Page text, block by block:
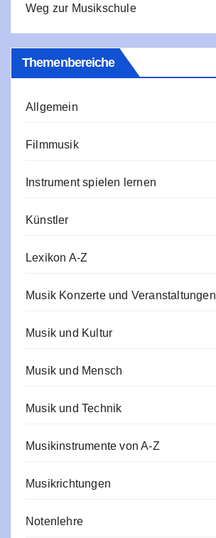
Weg zur Musikschule
Themenbereiche
Allgemein
Filmmusik
Instrument spielen lernen
Künstler
Lexikon A-Z
Musik Konzerte und Veranstaltungen
Musik und Kultur
Musik und Mensch
Musik und Technik
Musikinstrumente von A-Z
Musikrichtungen
Notenlehre